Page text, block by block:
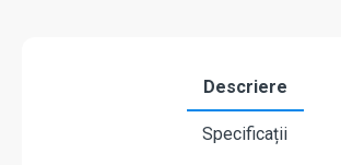
Descriere
Specificații